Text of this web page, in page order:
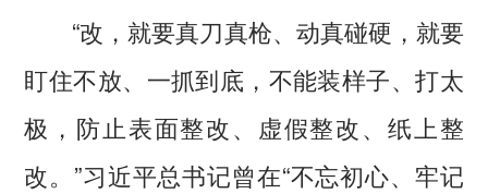
“改，就要真刀真枪、动真碰硬，就要
盯住不放、一抓到底，不能装样子、打太
极，防止表面整改、虚假整改、纸上整
改。”习近平总书记曾在“不忘初心、牢记